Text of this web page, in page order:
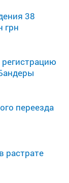
38
грн
переезда
растрате